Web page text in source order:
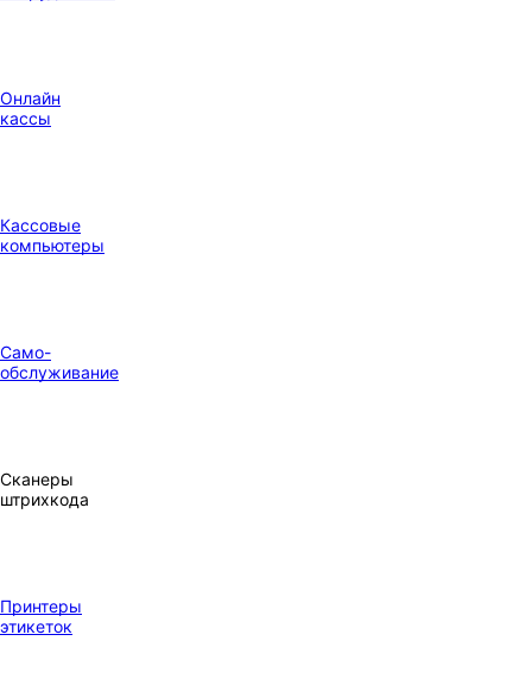
Онлайн
кассы
Кассовые
компьютеры
Само-
обслуживание
Сканеры
штрихкода
Принтеры
этикеток